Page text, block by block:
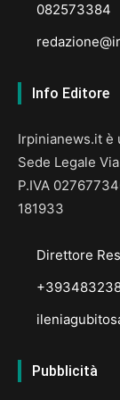
082573384
Info Editore
Irpinianews.it è
Sede Legale
P.IVA
181933
Direttore
Pubblicità